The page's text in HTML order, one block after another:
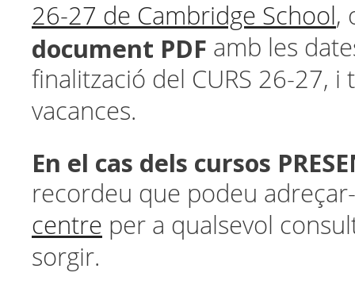
26-27 de Cambridge School ,
document PDF amb les
finalització del CURS 26-27, i
vacances.
En el cas dels cursos
recordeu que podeu
centre per a qualsevol
sorgir.